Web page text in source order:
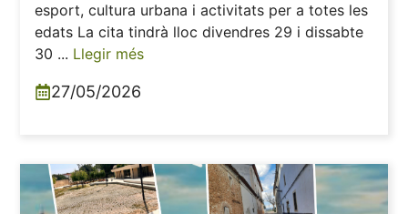
esport, cultura urbana i activitats per a totes les
edats La cita tindrà lloc divendres 29 i dissabte
30 ... Llegir més
27/05/2026